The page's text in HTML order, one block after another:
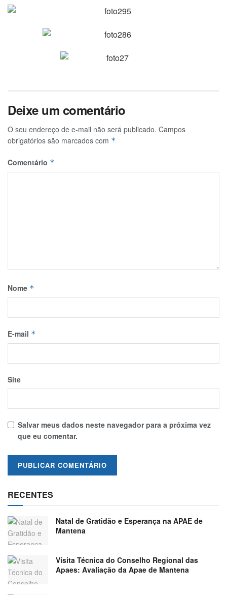
Deixe um comentário
O seu endereço de e-mail não será publicado. Campos
obrigatórios são marcados com *
Comentário *
Nome *
E-mail *
Site
Salvar meus dados neste navegador para a próxima vez
que eu comentar.
RECENTES
Natal de Gratidão e Esperança na APAE de
Mantena
Visita Técnica do Conselho Regional das
Apaes: Avaliação da Apae de Mantena